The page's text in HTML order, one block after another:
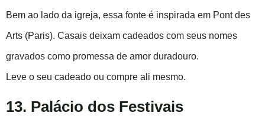
Bem ao lado da igreja, essa fonte é inspirada em Pont des
Arts (Paris). Casais deixam cadeados com seus nomes
gravados como promessa de amor duradouro.
Leve o seu cadeado ou compre ali mesmo.
13. Palácio dos Festivais